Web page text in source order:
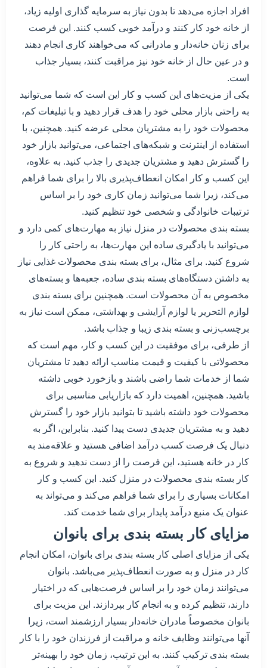
افراد اجازه می‌دهد تا بدون نیاز به سرمایه گذاری اولیه زیاد،
از خانه خود کار کنند و درآمد خوبی کسب کنند. این فرصت
برای زنان خانه‌دار و مادرانی که می‌خواهند کاری انجام دهند
و در عین حال از خانه خود نیز مراقبت کنند، بسیار جذاب
است.
یکی از مزیت‌های این کسب و کار این است که شما می‌توانید
به راحتی بازار محلی خود را هدف قرار دهید و با تبلیغات کم،
محصولات خود را به مشتریان محلی عرضه کنید. همچنین، با
استفاده از اینترنت و شبکه‌های اجتماعی، می‌توانید بازار خود
را گسترش دهید و مشتریان جدیدی را جذب کنید. به علاوه،
این کسب و کار امکان انعطاف‌پذیری بالا را برای شما فراهم
می‌کند، زیرا شما می‌توانید زمان کاری خود را بر اساس
ترتیبات خانوادگی و شخصی خود تنظیم کنید.
بسته بندی محصولات در منزل نیاز به مهارت‌های کمی دارد و
می‌توانید با یادگیری ساده این مهارت‌ها، به راحتی کار را
شروع کنید. برای مثال، برای بسته بندی محصولات غذایی نیاز
به داشتن دستگاه‌های بسته بندی ساده، جعبه‌ها و بسته‌های
مخصوص به آن محصولات است. همچنین برای بسته بندی
لوازم التحریر یا لوازم آرایشی و بهداشتی، ممکن است نیاز به
برچسب‌زنی و بسته بندی زیبا و جذاب باشد.
از طرفی، برای موفقیت در این کسب و کار، مهم است که
محصولاتی با کیفیت و قیمت مناسب ارائه دهید تا مشتریان
شما از خدمات شما راضی باشند و بازخورد خوبی داشته
باشید. همچنین، اهمیت دارد که بازاریابی مناسبی برای
محصولات خود داشته باشید تا بتوانید بازار خود را گسترش
دهید و به مشتریان جدیدی دست پیدا کنید. بنابراین، اگر به
دنبال یک فرصت کسب درآمد اضافی هستید و علاقه‌مند به
کار در خانه هستید، این فرصت را از دست ندهید و شروع به
کار بسته بندی محصولات در منزل کنید. این کسب و کار
امکانات بسیاری را برای شما فراهم می‌کند و می‌تواند به
عنوان یک منبع درآمد پایدار برای شما خدمت کند.
مزایای کار بسته بندی برای بانوان
یکی از مزایای اصلی کار بسته بندی برای بانوان، امکان انجام
کار در منزل و به صورت انعطاف‌پذیر می‌باشد. بانوان
می‌توانند زمان خود را بر اساس فرصت‌هایی که در اختیار
دارند، تنظیم کرده و به انجام کار بپردازند. این مزیت برای
بانوان مخصوصاً مادران خانه‌دار بسیار ارزشمند است، زیرا
آنها می‌توانند وظایف خانه و مراقبت از فرزندان خود را با کار
بسته بندی ترکیب کنند. به این ترتیب، زمان خود را بهینه‌تر